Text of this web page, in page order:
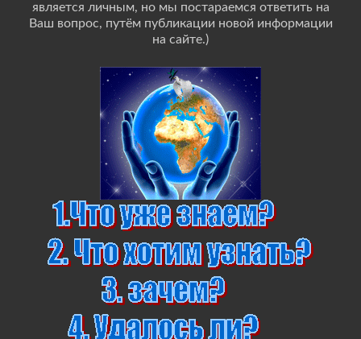
является личным, но мы постараемся ответить на
Ваш вопрос, путём публикации новой информации
на сайте.)